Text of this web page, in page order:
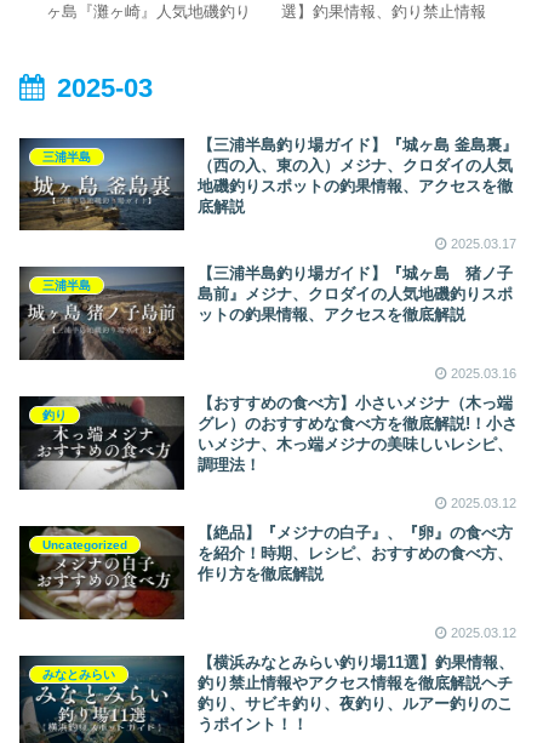
ヶ島『灘ヶ崎』人気地磯釣り
選】釣果情報、釣り禁止情報
2025-03
三浦半島
【三浦半島釣り場ガイド】『城ヶ島 釜島裏』
（西の入、東の入）メジナ、クロダイの人気
地磯釣りスポットの釣果情報、アクセスを徹
底解説
2025.03.17
三浦半島
【三浦半島釣り場ガイド】『城ヶ島 猪ノ子
島前』メジナ、クロダイの人気地磯釣りスポ
ットの釣果情報、アクセスを徹底解説
2025.03.16
釣り
【おすすめの食べ方】小さいメジナ（木っ端
グレ）のおすすめな食べ方を徹底解説!！小さ
いメジナ、木っ端メジナの美味しいレシピ、
調理法！
2025.03.12
Uncategorized
【絶品】『メジナの白子』、『卵』の食べ方
を紹介！時期、レシピ、おすすめの食べ方、
作り方を徹底解説
2025.03.12
みなとみらい
【横浜みなとみらい釣り場11選】釣果情報、
釣り禁止情報やアクセス情報を徹底解説ヘチ
釣り、サビキ釣り、夜釣り、ルアー釣りのこ
うポイント！！